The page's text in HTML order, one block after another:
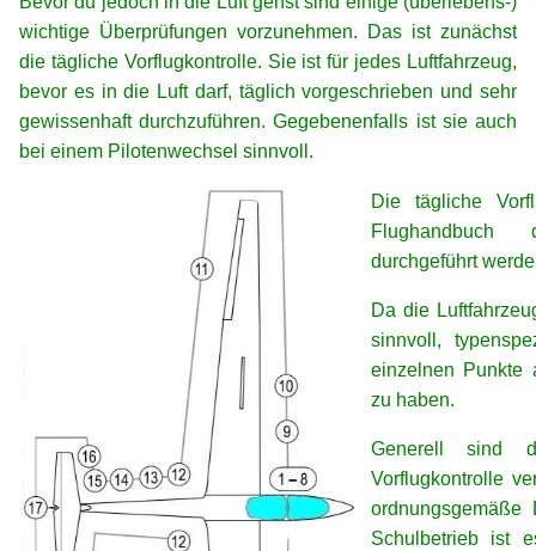
wichtige Überprüfungen vorzunehmen. Das ist zunächst
die tägliche Vorflugkontrolle. Sie ist für jedes Luftfahrzeug,
bevor es in die Luft darf, täglich vorgeschrieben und sehr
gewissenhaft durchzuführen. Gegebenenfalls ist sie auch
bei einem Pilotenwechsel sinnvoll.
Die tägliche
Flughandbuch
durchgeführt
Da die
sinnvoll,
einzelnen Punkte
zu haben.
Generell sind
Vorflugkontrolle
ordnungsgemäße
Schulbetrieb ist